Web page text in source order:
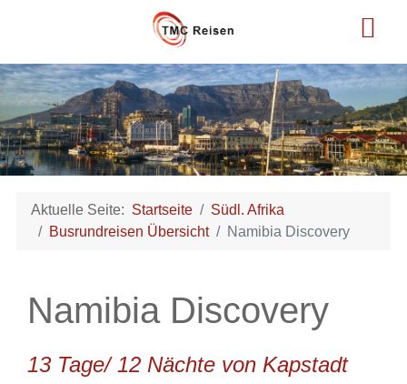
Aktuelle Seite: Startseite
Südl. Afrika
Busrundreisen Übersicht
Namibia Discovery
Namibia Discovery
13 Tage/ 12 Nächte von Kapstadt